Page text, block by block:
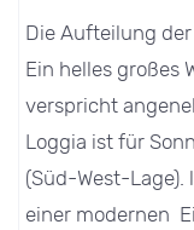
Die Aufteilung der
Ein helles großes
verspricht
Loggia ist für
(Süd-West-
einer modernen